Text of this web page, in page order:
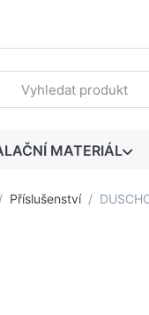
hledaný výraz.
MATERIÁL
Příslušenství